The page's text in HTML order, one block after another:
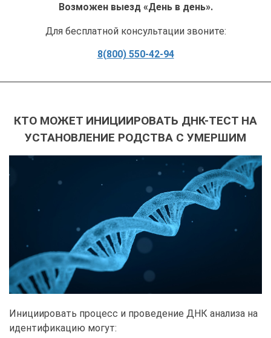
Возможен выезд «День в день».
Для бесплатной консультации звоните:
8(800) 550-42-94
КТО МОЖЕТ ИНИЦИИРОВАТЬ ДНК-ТЕСТ НА
УСТАНОВЛЕНИЕ РОДСТВА С УМЕРШИМ
Инициировать процесс и проведение ДНК анализа на
идентификацию могут: